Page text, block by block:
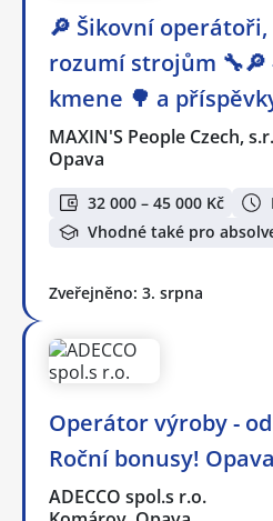
🔎 Šikovní
rozumí strojům 🔧🔎
kmene 🌳 a
MAXIN'S People Czech,
Opava
32 000 – 45 000 Kč
Vhodné také pro
Zveřejněno: 3. srpna
Operátor výroby - od
Roční bonusy! Opava
ADECCO spol.s r.o.